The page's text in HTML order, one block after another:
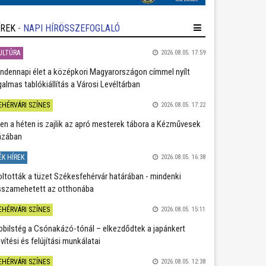
- NAPI HÍRÖSSZEFOGLALÓ
2026.08.05. 17:59
élet a középkori Magyarországon címmel nyílt
tablókiállítás a Városi Levéltárban
SZÍNES 2026.08.05. 17:22
a héten is zajlik az apró mesterek tábora a Kézművesek
HÍREK 2026.08.05. 16:38
a tüzet Székesfehérvár határában - mindenki
az otthonába
SZÍNES 2026.08.05. 15:11
a Csónakázó-tónál – elkezdődtek a japánkert
és felújítási munkálatai
SZÍNES 2026.08.05. 12:38